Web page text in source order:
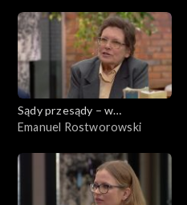
Sądy przesądy – w
powiększeniu
Emanuel Rostworowski